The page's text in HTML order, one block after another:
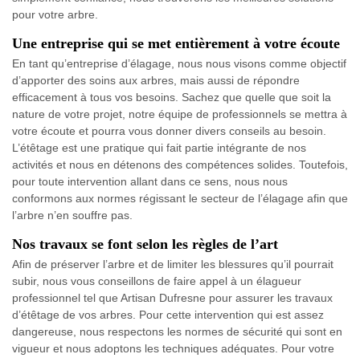
pour votre arbre.
Une entreprise qui se met entièrement à votre écoute
En tant qu’entreprise d’élagage, nous nous visons comme objectif
d’apporter des soins aux arbres, mais aussi de répondre
efficacement à tous vos besoins. Sachez que quelle que soit la
nature de votre projet, notre équipe de professionnels se mettra à
votre écoute et pourra vous donner divers conseils au besoin.
L’étêtage est une pratique qui fait partie intégrante de nos
activités et nous en détenons des compétences solides. Toutefois,
pour toute intervention allant dans ce sens, nous nous
conformons aux normes régissant le secteur de l’élagage afin que
l’arbre n’en souffre pas.
Nos travaux se font selon les règles de l’art
Afin de préserver l’arbre et de limiter les blessures qu’il pourrait
subir, nous vous conseillons de faire appel à un élagueur
professionnel tel que Artisan Dufresne pour assurer les travaux
d’étêtage de vos arbres. Pour cette intervention qui est assez
dangereuse, nous respectons les normes de sécurité qui sont en
vigueur et nous adoptons les techniques adéquates. Pour votre